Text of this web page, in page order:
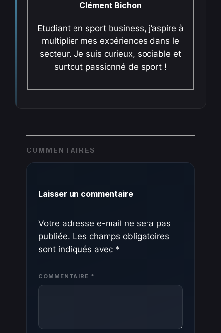
Clément Bichon
Etudiant en sport business, j’aspire à
multiplier mes expériences dans le
secteur. Je suis curieux, sociable et
surtout passionné de sport !
COMMENTAIRES
Laisser un commentaire
Votre adresse e-mail ne sera pas
publiée. Les champs obligatoires
sont indiqués avec *
COMMENTAIRE *